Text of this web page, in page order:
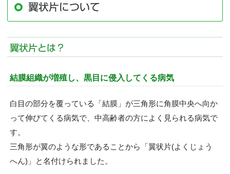
翼状片について
翼状片とは？
結膜組織が増殖し、黒目に侵入してくる病気
白目の部分を覆っている「結膜」が三角形に角膜中央へ向か
って伸びてくる病気で、中高齢者の方によく見られる病気で
す。
三角形が翼のような形であることから「翼状片(よくじょう
へん)」と名付けられました。